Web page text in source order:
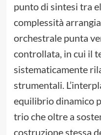
punto di sintesi tra
complessità
orchestrale punta
controllata, in cui il
sistematicamente
strumentali.
equilibrio dinamico
trio che oltre a
costruzione stessa